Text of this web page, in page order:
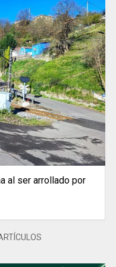
al ser arrollado por